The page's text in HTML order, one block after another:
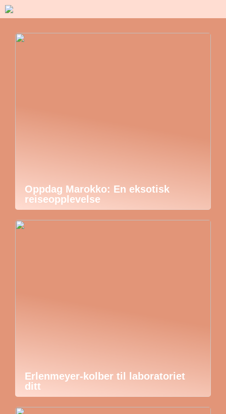
Oppdag Marokko: En eksotisk
reiseopplevelse
Erlenmeyer-kolber til laboratoriet
ditt